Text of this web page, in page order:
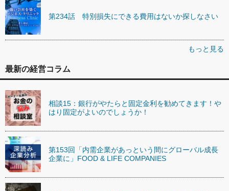
第234話 特別損失にできる費用はないか探しなさい
もっと見る
最新の経営コラム
相談15：銀行がやたらと固定金利を勧めてきます！や
はり固定がよいのでしょうか！
第153回「内需企業があっという間にグローバル成長
企業に」FOOD & LIFE COMPANIES